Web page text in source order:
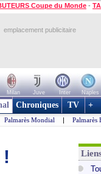
Coupe du Monde -
emplacement publicitaire
Milan Juve Inter Naples
Chroniques TV +
Palmarès Mondial | Palmarès